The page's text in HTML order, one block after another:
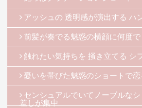
アッシュの 透明感が演出する ハ
前髪が奏でる魅惑の横顔に何度で
触れたい気持ちを 掻き立てる シ
憂いを帯びた魅惑のショートで
センシュアルでいてノーブルな
差しが集中